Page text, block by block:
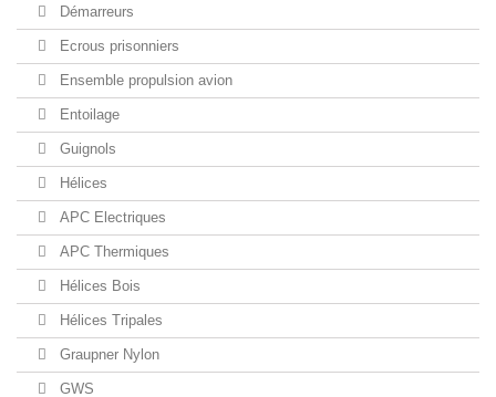
Démarreurs
Ecrous prisonniers
Ensemble propulsion avion
Entoilage
Guignols
Hélices
APC Electriques
APC Thermiques
Hélices Bois
Hélices Tripales
Graupner Nylon
GWS